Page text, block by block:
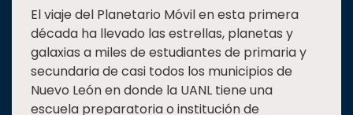
El viaje del Planetario Móvil en esta primera
década ha llevado las estrellas, planetas y
galaxias a miles de estudiantes de primaria y
secundaria de casi todos los municipios de
Nuevo León en donde la UANL tiene una
escuela preparatoria o institución de